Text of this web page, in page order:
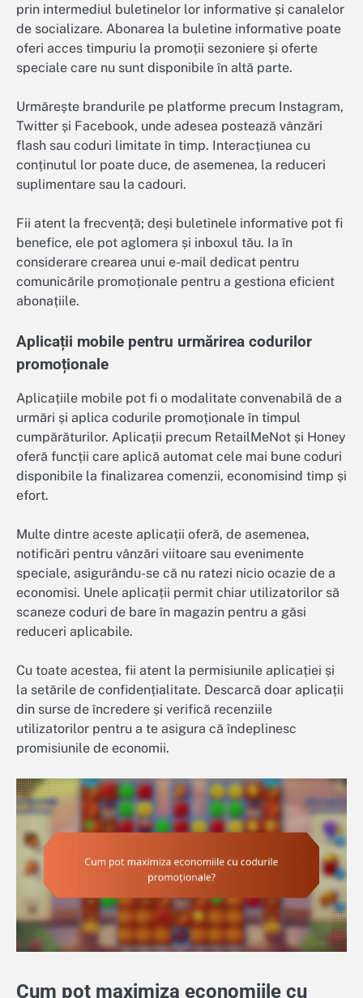
prin intermediul buletinelor lor informative și canalelor
de socializare. Abonarea la buletine informative poate
oferi acces timpuriu la promoții sezoniere și oferte
speciale care nu sunt disponibile în altă parte.
Urmărește brandurile pe platforme precum Instagram,
Twitter și Facebook, unde adesea postează vânzări
flash sau coduri limitate în timp. Interacțiunea cu
conținutul lor poate duce, de asemenea, la reduceri
suplimentare sau la cadouri.
Fii atent la frecvență; deși buletinele informative pot fi
benefice, ele pot aglomera și inboxul tău. Ia în
considerare crearea unui e-mail dedicat pentru
comunicările promoționale pentru a gestiona eficient
abonațiile.
Aplicații mobile pentru urmărirea codurilor
promoționale
Aplicațiile mobile pot fi o modalitate convenabilă de a
urmări și aplica codurile promoționale în timpul
cumpărăturilor. Aplicații precum RetailMeNot și Honey
oferă funcții care aplică automat cele mai bune coduri
disponibile la finalizarea comenzii, economisind timp și
efort.
Multe dintre aceste aplicații oferă, de asemenea,
notificări pentru vânzări viitoare sau evenimente
speciale, asigurându-se că nu ratezi nicio ocazie de a
economisi. Unele aplicații permit chiar utilizatorilor să
scaneze coduri de bare în magazin pentru a găsi
reduceri aplicabile.
Cu toate acestea, fii atent la permisiunile aplicației și
la setările de confidențialitate. Descarcă doar aplicații
din surse de încredere și verifică recenziile
utilizatorilor pentru a te asigura că îndeplinesc
promisiunile de economii.
Cum pot maximiza economiile cu